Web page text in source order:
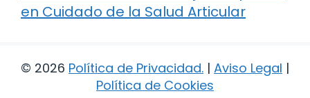
en Cuidado de la Salud Articular
© 2026 Política de Privacidad. | Aviso Legal |
Política de Cookies